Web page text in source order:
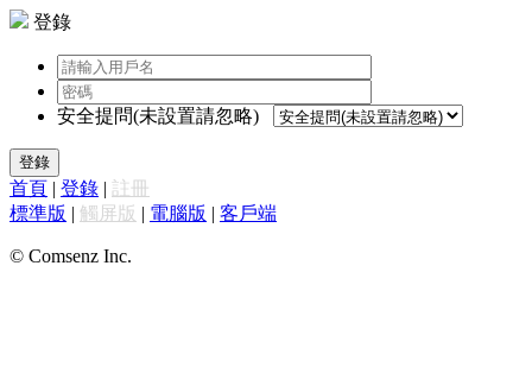
登錄
安全提問(未設置請忽略)
登錄
首頁 | 登錄 | 註冊
標準版 | 觸屏版 | 電腦版 | 客戶端
© Comsenz Inc.